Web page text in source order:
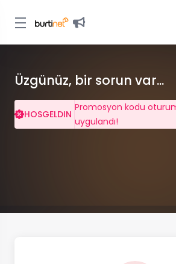
Üzgünüz, bir sorun var...
HOSGELDIN
Promosyon kodu
uygulandı!